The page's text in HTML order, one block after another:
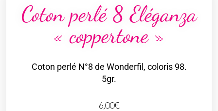
Coton perlé 8 Eléganza
« coppertone »
Coton perlé N°8 de Wonderfil, coloris 98.
5gr.
6,00€